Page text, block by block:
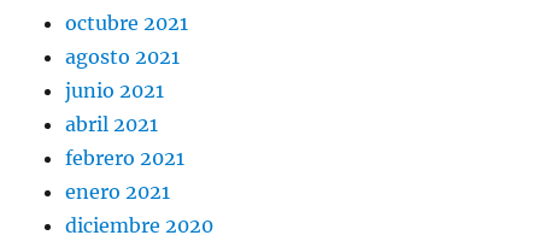
octubre 2021
agosto 2021
junio 2021
abril 2021
febrero 2021
enero 2021
diciembre 2020